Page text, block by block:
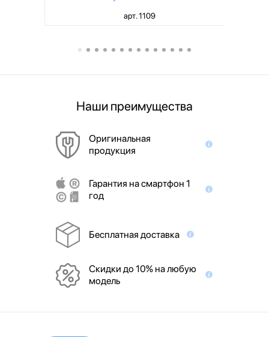
арт. 1109
Наши преимущества
Оригинальная
продукция
Гарантия на смартфон 1
год
Бесплатная доставка
Скидки до 10% на любую
модель